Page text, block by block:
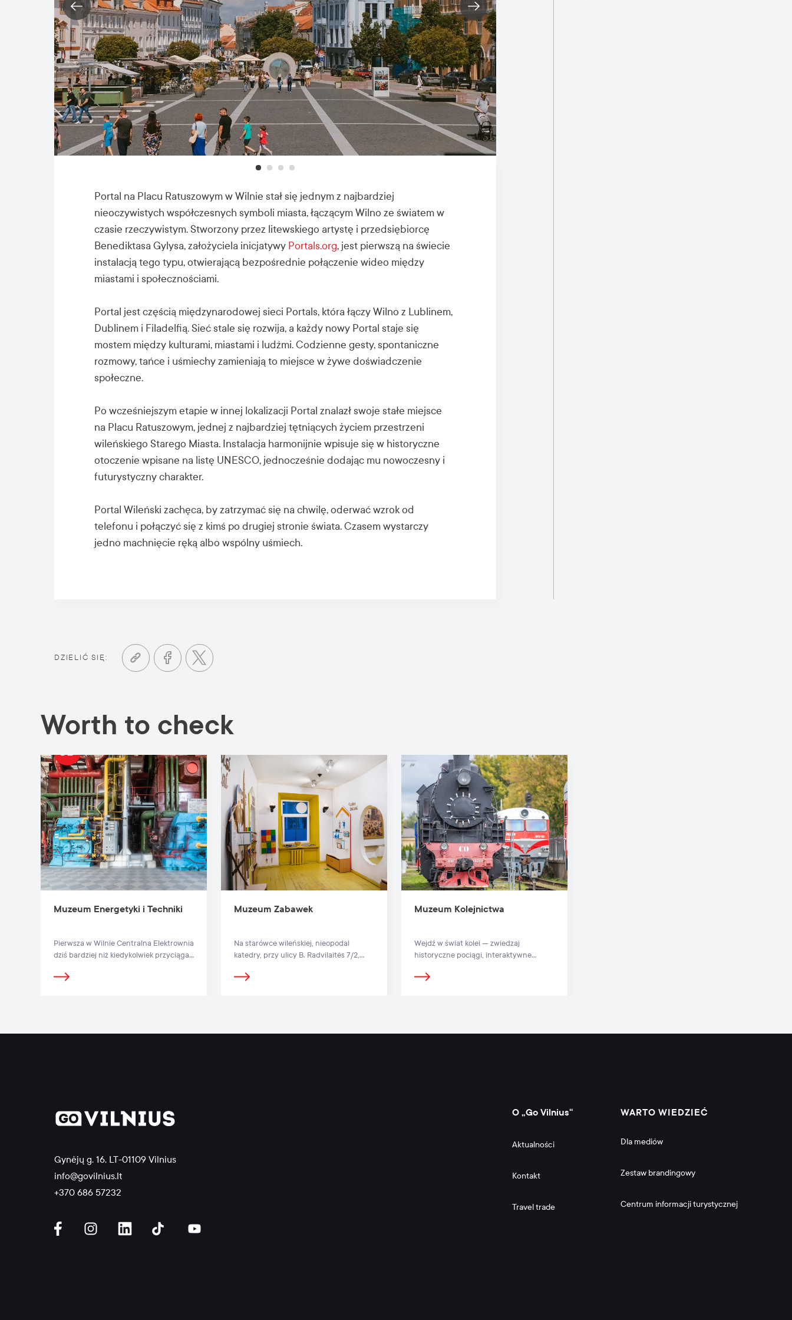
Portal na Placu Ratuszowym w Wilnie stał się jednym z najbardziej
nieoczywistych współczesnych symboli miasta, łączącym Wilno ze światem w
czasie rzeczywistym. Stworzony przez litewskiego artystę i przedsiębiorcę
Benediktasa Gylysa, założyciela inicjatywy Portals.org, jest pierwszą na świecie
instalacją tego typu, otwierającą bezpośrednie połączenie wideo między
miastami i społecznościami.
Portal jest częścią międzynarodowej sieci Portals, która łączy Wilno z Lublinem,
Dublinem i Filadelfią. Sieć stale się rozwija, a każdy nowy Portal staje się
mostem między kulturami, miastami i ludźmi. Codzienne gesty, spontaniczne
rozmowy, tańce i uśmiechy zamieniają to miejsce w żywe doświadczenie
społeczne.
Po wcześniejszym etapie w innej lokalizacji Portal znalazł swoje stałe miejsce
na Placu Ratuszowym, jednej z najbardziej tętniących życiem przestrzeni
wileńskiego Starego Miasta. Instalacja harmonijnie wpisuje się w historyczne
otoczenie wpisane na listę UNESCO, jednocześnie dodając mu nowoczesny i
futurystyczny charakter.
Portal Wileński zachęca, by zatrzymać się na chwilę, oderwać wzrok od
telefonu i połączyć się z kimś po drugiej stronie świata. Czasem wystarczy
jedno machnięcie ręką albo wspólny uśmiech.
DZIELIĆ SIĘ:
Worth to check
Muzeum Energetyki i Techniki
Pierwsza w Wilnie Centralna Elektrownia
dziś bardziej niż kiedykolwiek przyciąga
na temat tradycyjnego muzeum.
Muzeum Zabawek
Na starówce wileńskiej, nieopodal
katedry, przy ulicy B. Radvilaitės 7/2,
Zabawek.
Muzeum Kolejnictwa
Wejdź w świat kolei — zwiedzaj
historyczne pociągi, interaktywne
Muzeum Kolejnictwa w Wilnie.
Gynėjų g. 16, LT-01109 Vilnius
info@govilnius.lt
+370 686 57232
O „Go Vilnius“
Aktualności
Kontakt
Travel trade
WARTO WIEDZIEĆ
Dla mediów
Zestaw brandingowy
Centrum informacji turystycznej